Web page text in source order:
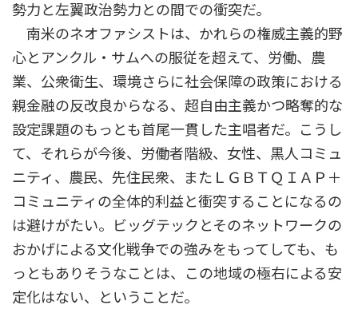
勢力と左翼政治勢力との間での衝突だ。
南米のネオファシストは、かれらの権威主義的野
心とアンクル・サムへの服従を超えて、労働、農
業、公衆衛生、環境さらに社会保障の政策における
親金融の反改良からなる、超自由主義かつ略奪的な
設定課題のもっとも首尾一貫した主唱者だ。こうし
て、それらが今後、労働者階級、女性、黒人コミュ
ニティ、農民、先住民衆、またＬＧＢＴＱＩＡＰ＋
コミュニティの全体的利益と衝突することになるの
は避けがたい。ビッグテックとそのネットワークの
おかげによる文化戦争での強みをもってしても、も
っともありそうなことは、この地域の極右による安
定化はない、ということだ。